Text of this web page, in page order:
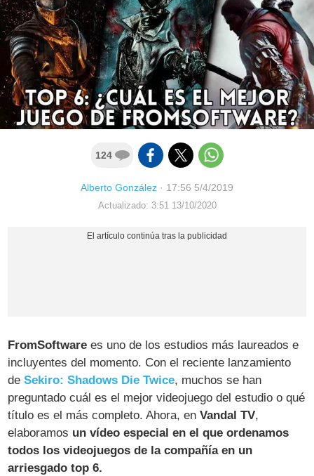
124
Alberto González · 17:56 5/4/2019
Actualizado: 3:51 13/10/2020
FromSoftware es uno de los estudios más laureados e
incluyentes del momento. Con el reciente lanzamiento
deSekiro: Shadows Die Twice, muchos se han
preguntado cuál es el mejor videojuego del estudio o qué
título es el más completo. Ahora, enVandal TV,
elaboramos un vídeo especial en el que ordenamos
todos los videojuegos de la compañía en un
arriesgado top 6.